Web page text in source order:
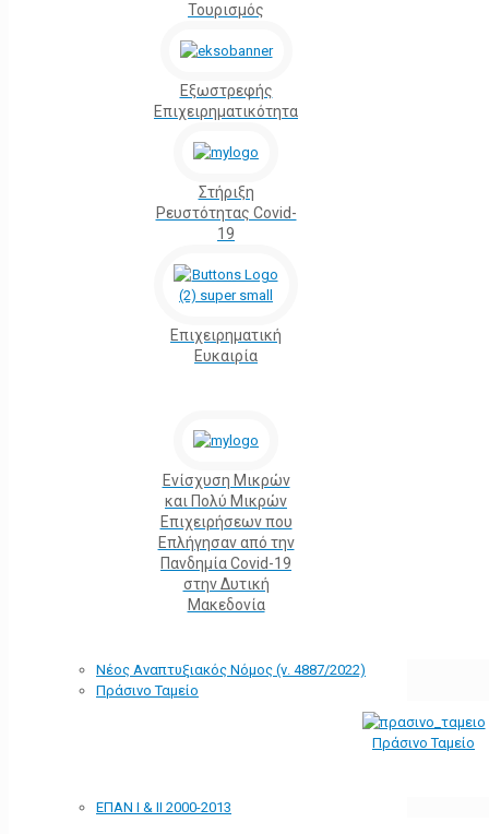
Τουρισμός
Εξωστρεφής
Επιχειρηματικότητα
Στήριξη
Ρευστότητας Covid-
19
Επιχειρηματική
Ευκαιρία
Ενίσχυση Μικρών
και Πολύ Μικρών
Επιχειρήσεων που
Επλήγησαν από την
Πανδημία Covid-19
στην Δυτική
Μακεδονία
Νέος Αναπτυξιακός Νόμος (ν. 4887/2022)
Πράσινο Ταμείο
Πράσινο Ταμείο
ΕΠΑΝ Ι & ΙΙ 2000-2013